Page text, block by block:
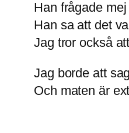
Han frågade
Han sa att det
Jag tror också
Jag borde att
Och maten är